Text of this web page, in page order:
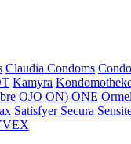
Claudia Condoms
Kamyra
OJO ON) ONE
Satisfyer Secura